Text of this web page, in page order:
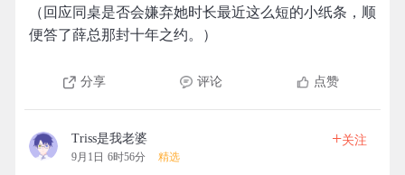
（回应同桌是否会嫌弃她时长最近这么短的小纸条，顺
便答了薛总那封十年之约。）
分享 评论 点赞
Triss是我老婆
9月1日 6时56分 精选
+关注